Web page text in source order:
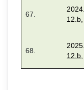
67.
68.
12.b